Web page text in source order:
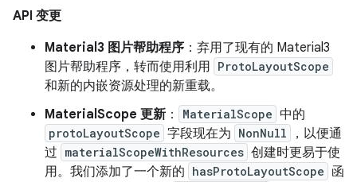
API 变更
Material3 图片帮助程序 ：弃用了现有的 Material3
图片帮助程序，转而使用利用 ProtoLayoutScope
和新的内嵌资源处理的新重载。
MaterialScope 更新 ： MaterialScope 中的
protoLayoutScope 字段现在为 NonNull
，以便通
过 materialScopeWithResources 创建时更易于使
用。我们添加了一个新的 hasProtoLayoutScope 函